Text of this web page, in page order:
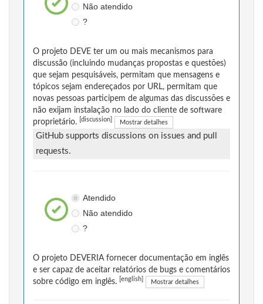
Não atendido
?
O projeto DEVE ter um ou mais mecanismos para
discussão (incluindo mudanças propostas e questões)
que sejam pesquisáveis, permitam que mensagens e
tópicos sejam endereçados por URL, permitam que
novas pessoas participem de algumas das discussões e
não exijam instalação no lado do cliente de software
proprietário.
[discussion] Mostrar detalhes
GitHub supports discussions on issues and pull
requests.
Atendido
Não atendido
?
O projeto DEVERIA fornecer documentação em inglês
e ser capaz de aceitar relatórios de bugs e comentários
sobre código em inglês.
[english] Mostrar detalhes